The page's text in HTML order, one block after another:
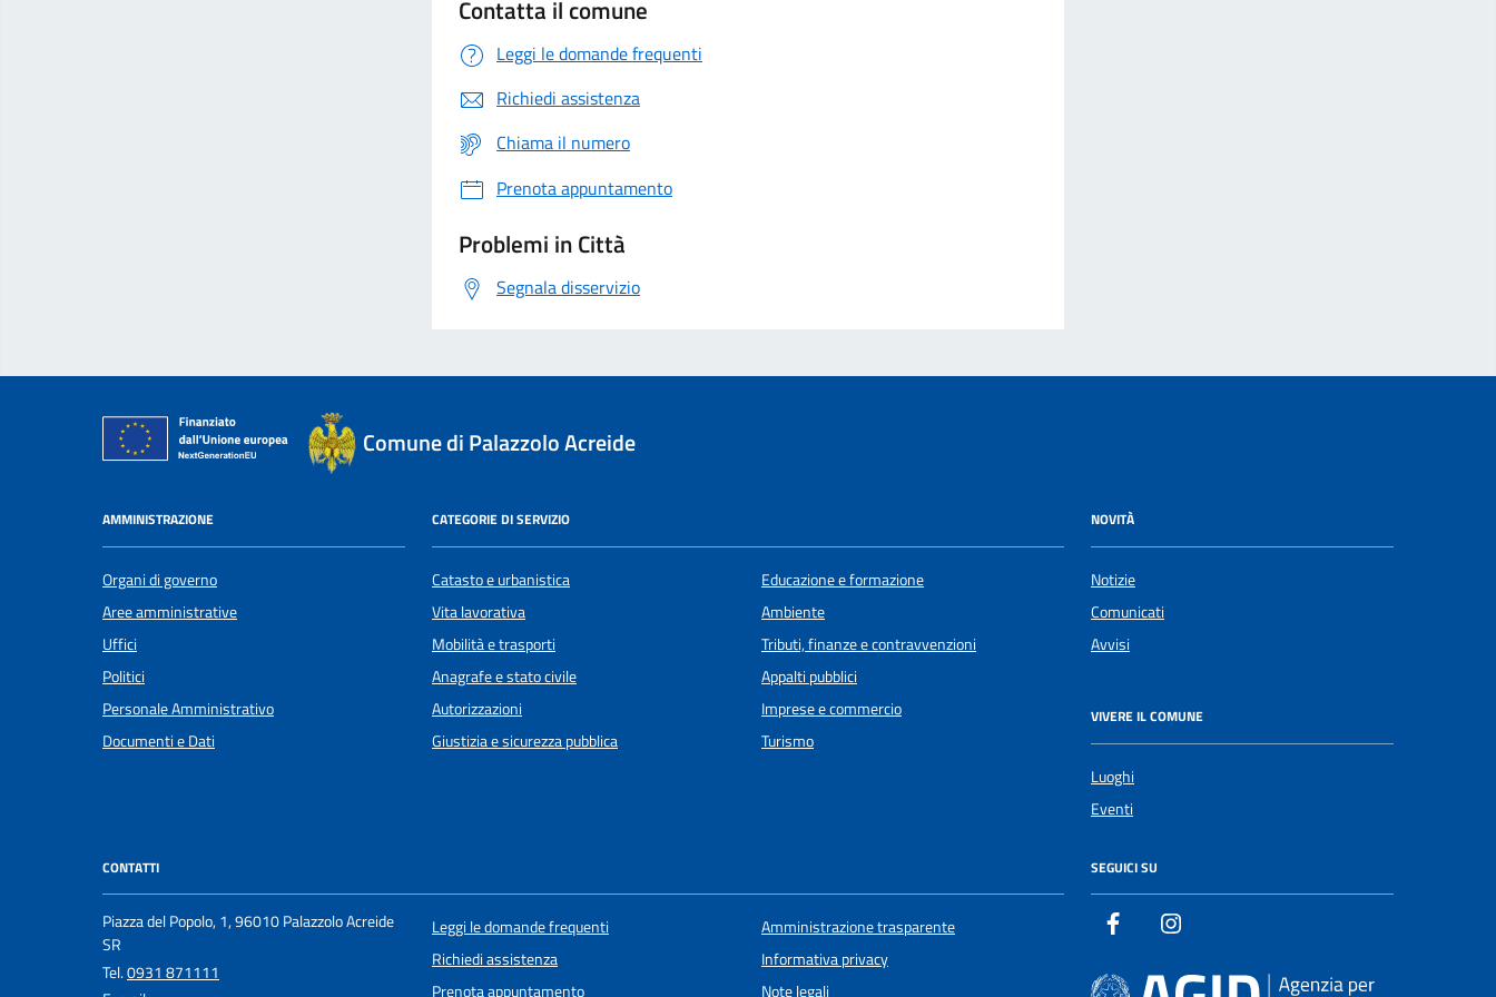
Contatta il comune
Leggi le domande frequenti
Richiedi assistenza
Chiama il numero
Prenota appuntamento
Problemi in Città
Segnala disservizio
Comune di Palazzolo Acreide
AMMINISTRAZIONE
Organi di governo
Aree amministrative
Uffici
Politici
Personale Amministrativo
Documenti e Dati
CATEGORIE DI SERVIZIO
Catasto e urbanistica
Vita lavorativa
Mobilità e trasporti
Anagrafe e stato civile
Autorizzazioni
Giustizia e sicurezza pubblica
Educazione e formazione
Ambiente
Tributi, finanze e contravvenzioni
Appalti pubblici
Imprese e commercio
Turismo
NOVITÀ
Notizie
Comunicati
Avvisi
VIVERE IL COMUNE
Luoghi
Eventi
CONTATTI
Piazza del Popolo, 1, 96010 Palazzolo Acreide
SR
Tel.0931 871111
Leggi le domande frequenti
Richiedi assistenza
Prenota appuntamento
Amministrazione trasparente
Informativa privacy
Note legali
SEGUICI SU